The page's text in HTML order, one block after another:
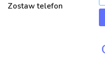
Zostaw telefon